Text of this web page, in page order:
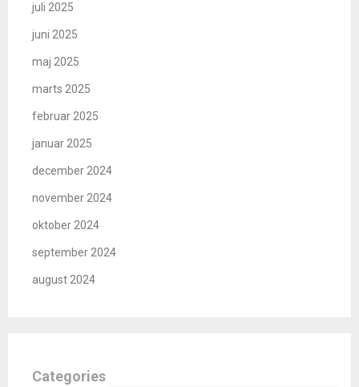
juli 2025
juni 2025
maj 2025
marts 2025
februar 2025
januar 2025
december 2024
november 2024
oktober 2024
september 2024
august 2024
Categories